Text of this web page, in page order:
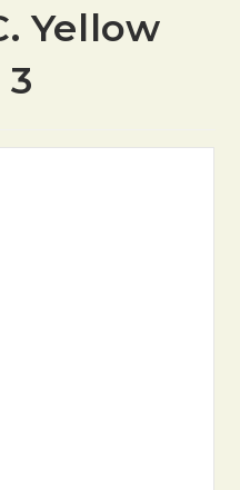
Yellow